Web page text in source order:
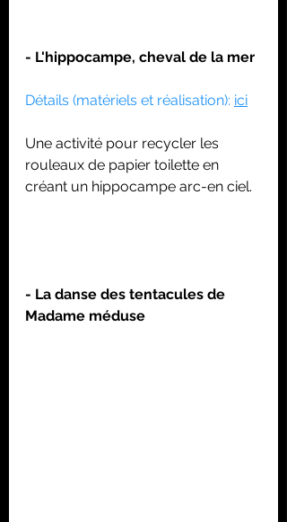
- L'hippocampe, cheval de la mer
Détails (matériels et réalisation): ici
Une activité pour recycler les
rouleaux de papier toilette en
créant un hippocampe arc-en ciel.
- La danse des tentacules de
Madame méduse